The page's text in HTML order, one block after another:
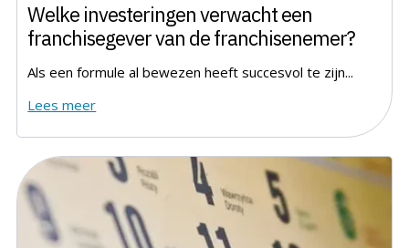
Welke investeringen verwacht een
franchisegever van de franchisenemer?
Als een formule al bewezen heeft succesvol te zijn...
Lees meer